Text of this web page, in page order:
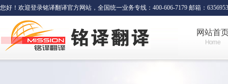
您好！欢迎登录铭译翻译官方网站，全国统一业务专线：400-606-7179 邮箱：
网站首
Home